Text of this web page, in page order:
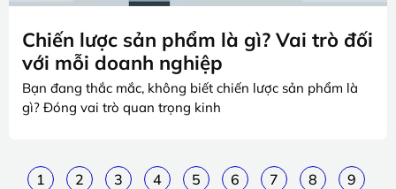
Chiến lược sản phẩm là gì? Vai trò đối
với mỗi doanh nghiệp
Bạn đang thắc mắc, không biết chiến lược sản phẩm là
gì? Đóng vai trò quan trọng kinh
1 2 3 4 5 6 7 8
9